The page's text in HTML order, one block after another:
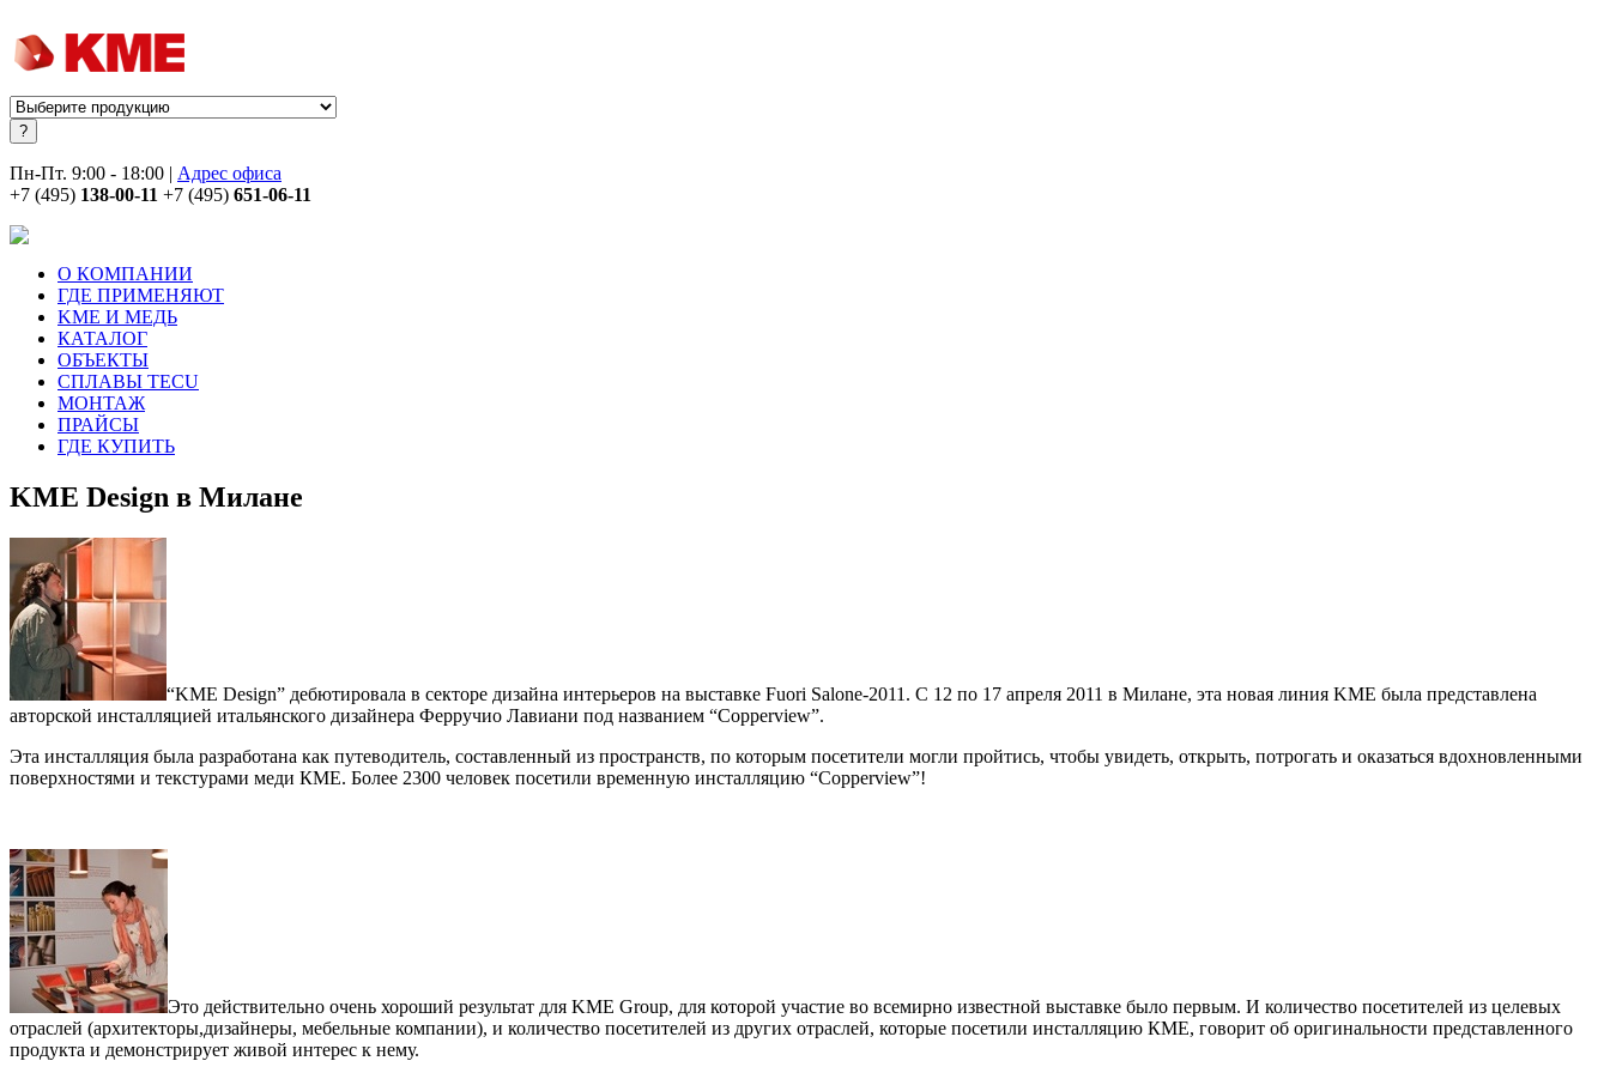
Пн-Пт. 9:00 - 18:00 | Адрес офиса
+7 (495) 138-00-11 +7 (495) 651-06-11
О КОМПАНИИ
ГДЕ ПРИМЕНЯЮТ
KME И МЕДЬ
КАТАЛОГ
ОБЪЕКТЫ
СПЛАВЫ TECU
МОНТАЖ
ПРАЙСЫ
ГДЕ КУПИТЬ
KME Design в Милане
“KME Design” дебютировала в секторе дизайна интерьеров на выставке Fuori Salone-2011. С 12 по 17 апреля 2011 в Милане, эта новая линия KME была представлена
авторской инсталляцией итальянского дизайнера Ферручио Лавиани под названием “Copperview”.
Эта инсталляция была разработана как путеводитель, составленный из пространств, по которым посетители могли пройтись, чтобы увидеть, открыть, потрогать и оказаться вдохновленными
поверхностями и текстурами меди КМЕ. Более 2300 человек посетили временную инсталляцию “Copperview”!
Это действительно очень хороший результат для KME Group, для которой участие во всемирно известной выставке было первым. И количество посетителей из целевых
отраслей (архитекторы,дизайнеры, мебельные компании), и количество посетителей из других отраслей, которые посетили инсталляцию КМЕ, говорит об оригинальности представленного
продукта и демонстрирует живой интерес к нему.